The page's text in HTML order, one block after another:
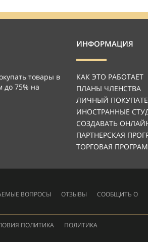
товары в
до 75% на
ИНФОРМАЦИЯ
КАК ЭТО РАБОТАЕТ
ПЛАНЫ ЧЛЕНСТВА
ЛИЧНЫЙ
ИНОСТРАННЫЕ
СОЗДАВАТЬ
ПАРТНЕРСКАЯ
ТОРГОВАЯ
ВОПРОСЫ ОТЗЫВЫ
СООБЩИТЬ О
ПОЛИТИКА
ПОЛИТИКА